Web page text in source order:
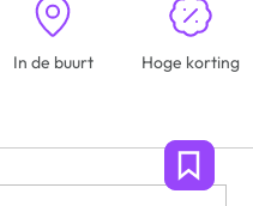
In de buurt Hoge korting